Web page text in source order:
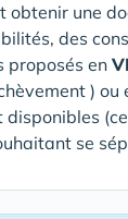
obtenir une
des
proposés en
) ou
se